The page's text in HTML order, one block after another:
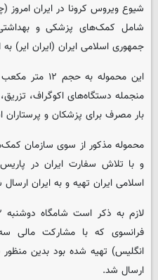
شامل کمک‌های پزشکی و
جمهوری اسلامی ایران (ایران ایر)
این محموله
منجمله دستگاه‌های اکوگراف،
بار مصرف برای پزشکان و
محموله مذکور از سوی سازمان
و با تلاش سفارت ایران در
اسلامی ایران تهیه و به ایران
فرانسوی که با مشارکت مالی
انگلیس) تهیه شده بود بدین منظور
ارسال شد.